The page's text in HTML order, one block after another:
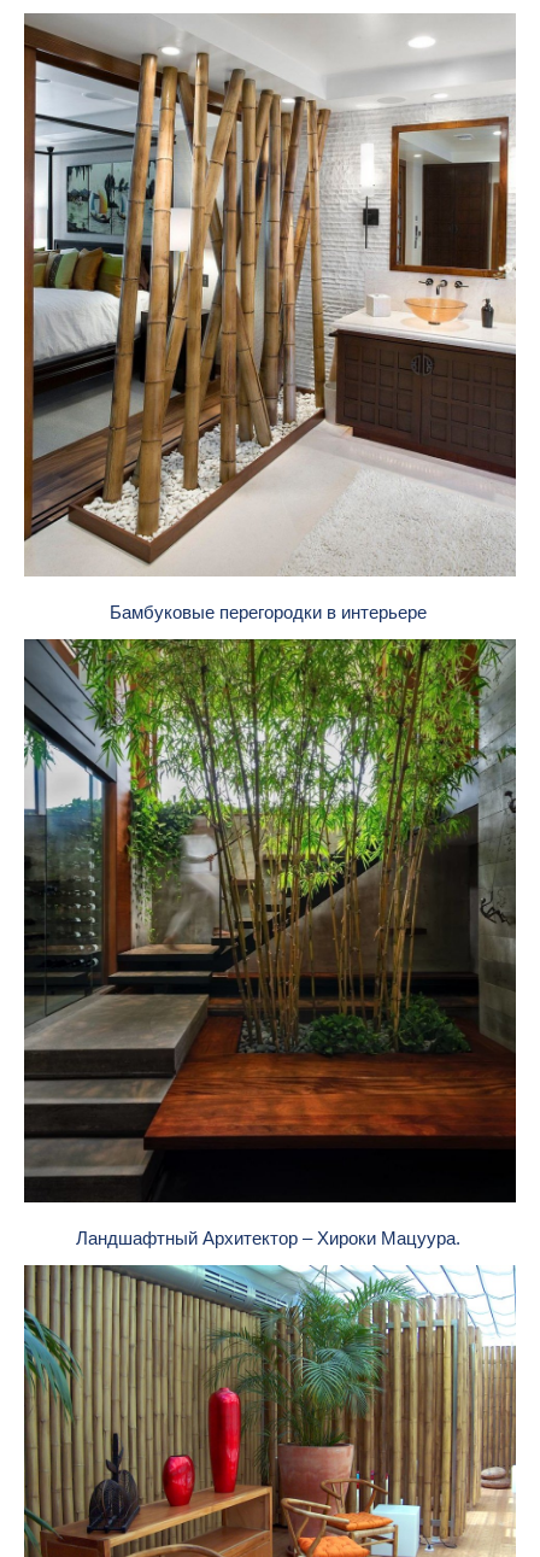
Бамбуковые перегородки в интерьере
Ландшафтный Архитектор – Хироки Мацуура.